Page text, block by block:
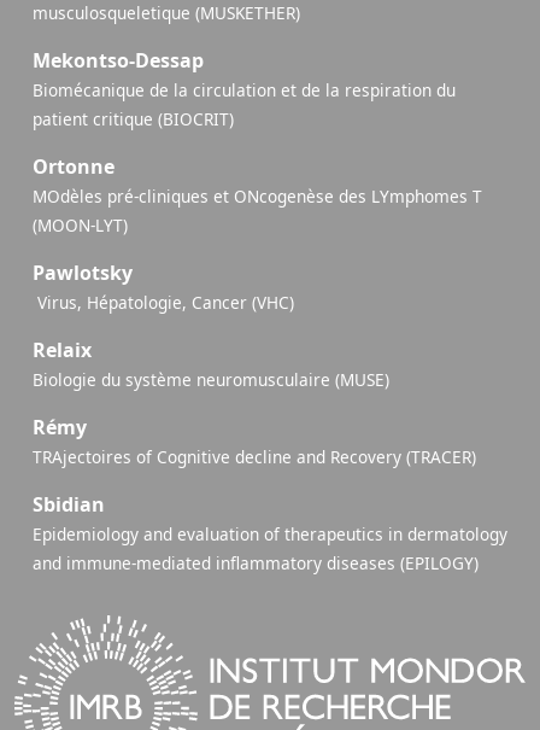
musculosqueletique (MUSKETHER)
Mekontso-Dessap
Biomécanique de la circulation et de la respiration du
patient critique (BIOCRIT)
Ortonne
MOdèles pré-cliniques et ONcogenèse des LYmphomes T
(MOON-LYT)
Pawlotsky
​ Virus, Hépatologie, Cancer (VHC)
Relaix
Biologie du système neuromusculaire (MUSE)
Rémy
TRAjectoires of Cognitive decline and Recovery (TRACER)
Sbidian
Epidemiology and evaluation of therapeutics in dermatology
and immune-mediated inflammatory diseases (EPILOGY)